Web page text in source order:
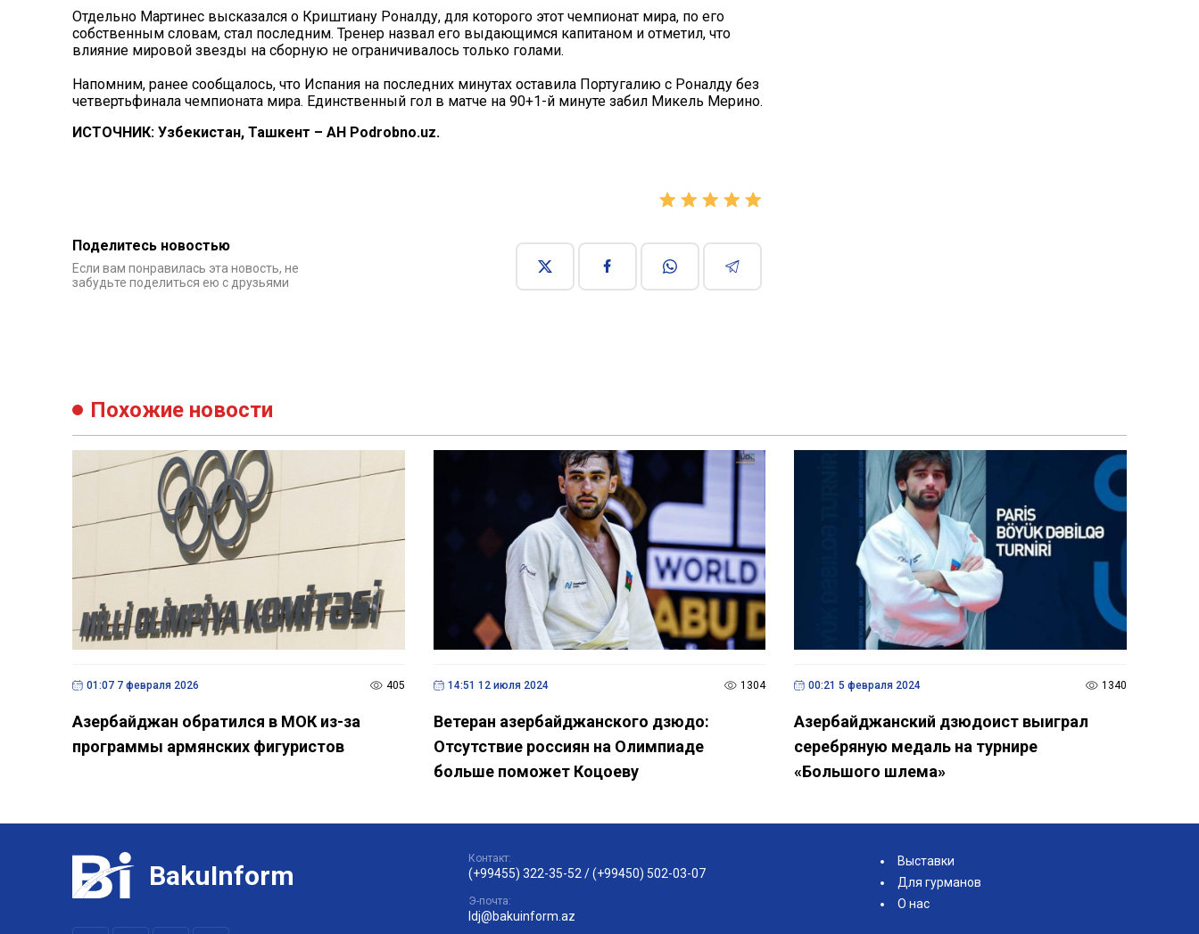
Отдельно Мартинес высказался о Криштиану Роналду, для которого этот чемпионат мира, по его
собственным словам, стал последним. Тренер назвал его выдающимся капитаном и отметил, что
влияние мировой звезды на сборную не ограничивалось только голами.
Напомним, ранее сообщалось, что Испания на последних минутах оставила Португалию с Роналду без
четвертьфинала чемпионата мира. Единственный гол в матче на 90+1-й минуте забил Микель Мерино.
ИСТОЧНИК: Узбекистан, Ташкент – АН Podrobno.uz.
Поделитесь новостью
Если вам понравилась эта новость, не
забудьте поделиться ею с друзьями
Похожие новости
01:07 7 февраля 2026 405
Азербайджан обратился в МОК из-за
программы армянских фигуристов
14:51 12 июля 2024 1304
Ветеран азербайджанского дзюдо:
Отсутствие россиян на Олимпиаде
больше поможет Коцоеву
00:21 5 февраля 2024 1340
Азербайджанский дзюдоист выиграл
серебряную медаль на турнире
«Большого шлема»
BakuInform
Контакт:
(+99455) 322-35-52 /(+99450) 502-03-07
Э-почта:
ldj@bakuinform.az
Выставки
Для гурманов
О нас